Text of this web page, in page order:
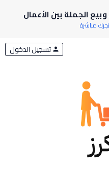
الجملة بين الأعمال
مباشرة
person تسجيل الدخول